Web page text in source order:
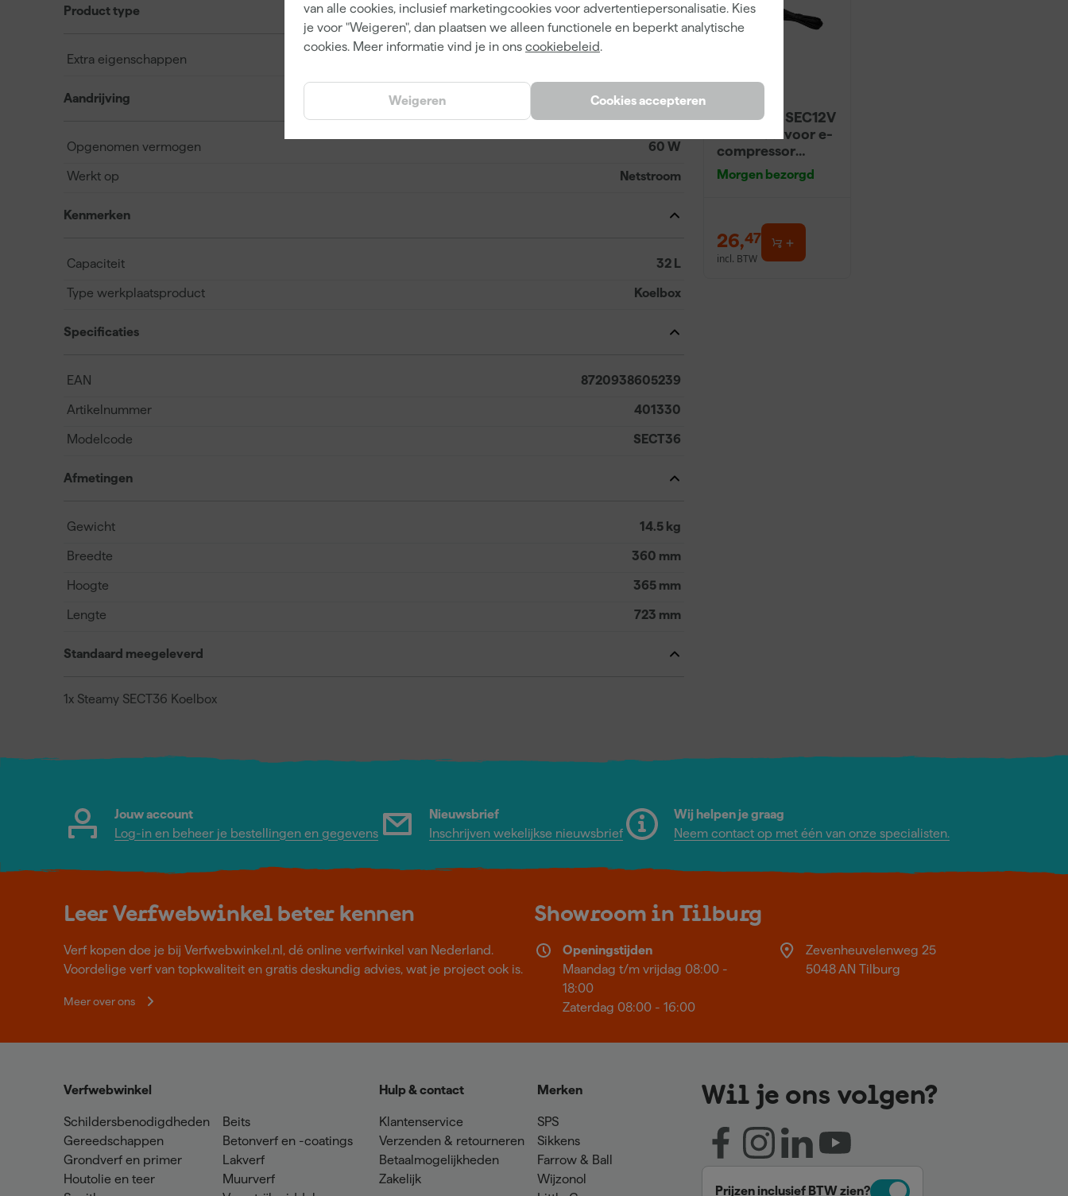
van alle cookies, inclusief marketingcookies voor advertentiepersonalisatie. Kies
je voor "Weigeren", dan plaatsen we alleen functionele en beperkt analytische
cookies. Meer informatie vind je in ons cookiebeleid.
Cookies accepteren
Weigeren
Product type
Extra eigenschappen
Aandrijving
Opgenomen vermogen 60 W
Werkt op Netstroom
Kenmerken
Capaciteit 32 L
Type werkplaatsproduct Koelbox
Specificaties
EAN 8720938605239
Artikelnummer 401330
Modelcode SECT36
Afmetingen
Gewicht 14.5 kg
Breedte 360 mm
Hoogte 365 mm
Lengte 723 mm
Standaard meegeleverd
1x Steamy SECT36 Koelbox
Steamy-E SEC12V
12V Kabel voor e-
compressor
koelboxen
Morgen bezorgd
26,47
incl. BTW
Jouw account
Log-in en beheer je bestellingen en gegevens
Nieuwsbrief
Inschrijven wekelijkse nieuwsbrief
Wij helpen je graag
Neem contact op met één van onze specialisten.
Leer Verfwebwinkel beter kennen
Verf kopen doe je bij Verfwebwinkel.nl, dé online verfwinkel van Nederland.
Voordelige verf van topkwaliteit en gratis deskundig advies, wat je project ook is.
Meer over ons
Showroom in Tilburg
Openingstijden
Maandag t/m vrijdag 08:00 -
18:00
Zaterdag 08:00 - 16:00
Zevenheuvelenweg 25
5048 AN Tilburg
Verfwebwinkel
Schildersbenodigdheden
Gereedschappen
Grondverf en primer
Houtolie en teer
Beits
Betonverf en -coatings
Lakverf
Muurverf
Hulp & contact
Klantenservice
Verzenden & retourneren
Betaalmogelijkheden
Zakelijk
Merken
SPS
Sikkens
Farrow & Ball
Wijzonol
Wil je ons volgen?
Prijzen inclusief BTW zien?